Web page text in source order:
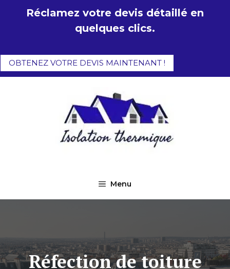
Réclamez votre devis détaillé en
quelques clics.
OBTENEZ VOTRE DEVIS MAINTENANT !
Menu
Réfection de toiture